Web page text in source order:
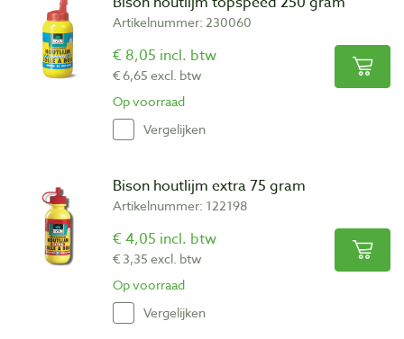
Artikelnummer: 230060
€ 8,05 incl. btw
€ 6,65 excl. btw
Op voorraad
Vergelijken
Bison houtlijm extra 75 gram
Artikelnummer: 122198
€ 4,05 incl. btw
€ 3,35 excl. btw
Op voorraad
Vergelijken